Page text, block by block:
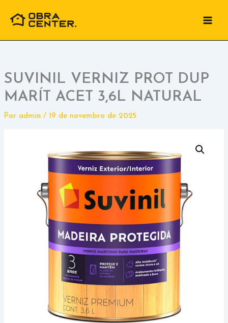
para
conteúdo
SUVINIL VERNIZ PROT DUP
MARÍT ACET 3,6L NATURAL
Por admin / 19 de novembro de 2025